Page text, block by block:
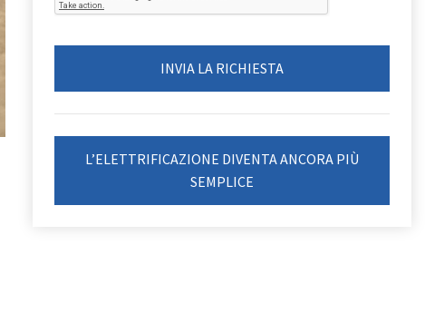
L’ELETTRIFICAZIONE DIVENTA ANCORA PIÙ
SEMPLICE